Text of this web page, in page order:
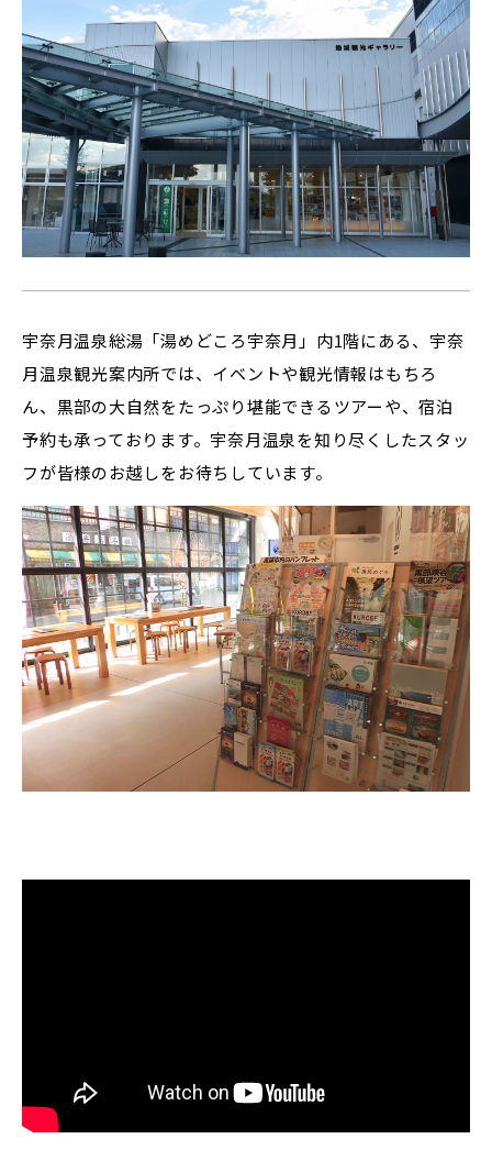
宇奈月温泉総湯「湯めどころ宇奈月」内1階にある、宇奈
月温泉観光案内所では、イベントや観光情報はもちろ
ん、黒部の大自然をたっぷり堪能できるツアーや、宿泊
予約も承っております。宇奈月温泉を知り尽くしたスタッ
フが皆様のお越しをお待ちしています。